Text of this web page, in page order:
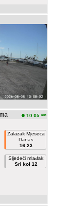
10:05 am
Zalazak Mjeseca
Danas
16:23
Sljedeći mlađak
Sri kol 12